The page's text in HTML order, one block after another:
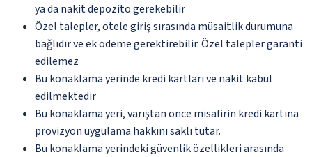
ya da nakit depozito gerekebilir
Özel talepler, otele giriş sırasında müsaitlik durumuna
bağlıdır ve ek ödeme gerektirebilir. Özel talepler garanti
edilemez
Bu konaklama yerinde kredi kartları ve nakit kabul
edilmektedir
Bu konaklama yeri, varıştan önce misafirin kredi kartına
provizyon uygulama hakkını saklı tutar.
Bu konaklama yerindeki güvenlik özellikleri arasında